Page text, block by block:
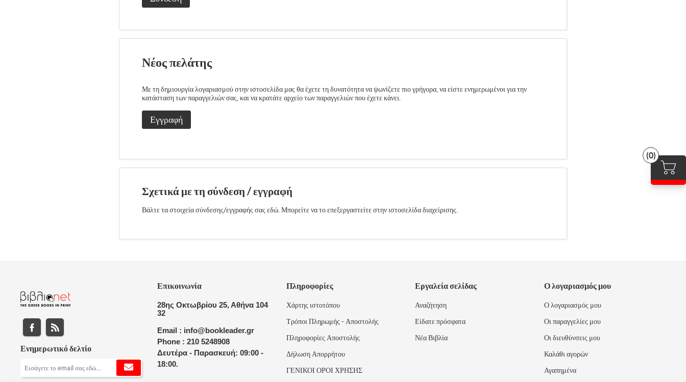
(0)
Νέος πελάτης
Με τη δημιουργία λογαριασμού στην ιστοσελίδα μας θα έχετε τη δυνατότητα να ψωνίζετε πιο γρήγορα, να είστε ενημερωμένοι για την
κατάσταση των παραγγελιών σας, και να κρατάτε αρχείο των παραγγελιών που έχετε κάνει.
Εγγραφή
Σχετικά με τη σύνδεση / εγγραφή
Βάλτε τα στοιχεία σύνδεσης/εγγραφής σας εδώ. Μπορείτε να το επεξεργαστείτε στην ιστοσελίδα διαχείρισης.
Ενημερωτικό δελτίο
Επικοινωνία
28ης Οκτωβρίου 25, Αθήνα 104
32
Email : info@bookleader.gr
Phone : 210 5248908
Δευτέρα - Παρασκευή: 09:00 -
18:00.
Πληροφορίες
Χάρτης ιστοτόπου
Τρόποι Πληρωμής - Αποστολής
Πληροφορίες Αποστολής
Δήλωση Απορρήτου
ΓΕΝΙΚΟΙ ΟΡΟΙ ΧΡΗΣΗΣ
Εργαλεία σελίδας
Αναζήτηση
Είδατε πρόσφατα
Νέα Βιβλία
Ο λογαριασμός μου
Ο λογαριασμός μου
Οι παραγγελίες μου
Οι διευθύνσεις μου
Καλάθι αγορών
Αγαπημένα